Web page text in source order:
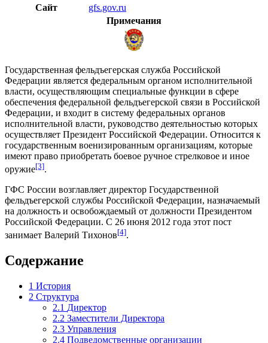
Сайт
gfs.gov.ru
Примечания
Государственная фельдъегерская служба Российской
Федерации является федеральным органом исполнительной
власти, осуществляющим специальные функции в сфере
обеспечения федеральной фельдъегерской связи в Российской
Федерации, и входит в систему федеральных органов
исполнительной власти, руководство деятельностью которых
осуществляет Президент Российской Федерации. Относится к
государственным военизированным организациям, которые
имеют право приобретать боевое ручное стрелковое и иное
оружие[3].
ГФС России возглавляет директор Государственной
фельдъегерской службы Российской Федерации, назначаемый
на должность и освобождаемый от должности Президентом
Российской Федерации. С 26 июня 2012 года этот пост
занимает Валерий Тихонов[4].
Содержание
1 История
2 Структура
2.1 Директор
2.2 Заместители Директора
2.3 Управления
2.4 Подведомственные организации